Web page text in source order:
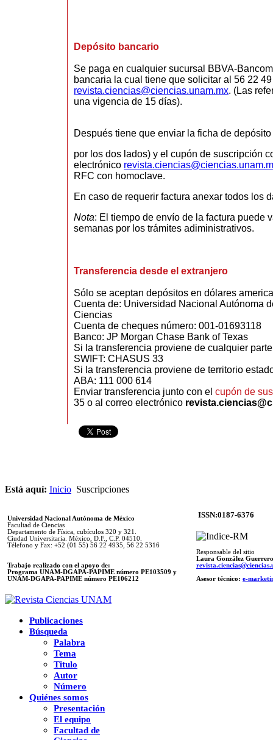
Depósito bancario
Se paga en cualquier sucursal BBVA-
bancaria la cual tiene que solicitar al 56 22
revista.ciencias@ciencias.unam.mx. (Las
una vigencia de 15 días).
Después tiene que enviar la ficha de
por los dos lados) y el cupón de suscripción
electrónico
RFC con homoclave.
En caso de requerir factura anexar todos los
Nota: E l tiempo de envío de la factura puede
semanas por los trámites adiministrativos.
Transferencia desde el extranjero
Sólo se aceptan depósitos en dólares
Cuenta de: Universidad Nacional Autónoma
Ciencias
Cuenta de cheques número: 001-01693118
Banco: JP Morgan Chase Bank of Texas
Si la transferencia proviene de cualquier
SWIFT: CHASUS 33
Si la transferencia proviene de territorio
ABA: 111 000 614
Enviar transferencia junto con el cupón de
35 o al correo electrónico
Está aquí: Inicio Suscripciones
Universidad Nacional Autónoma de México
Facultad de Ciencias
Departamento de Física, cubículos 320 y 321.
Ciudad Universitaria. México, D.F., C.P. 04510.
Télefono y Fax: +52 (01 55) 56 22 4935, 56 22 5316
Trabajo realizado con el apoyo de:
Programa UNAM-DGAPA-PAPIME número PE103509 y
UNAM-DGAPA-PAPIME número PE106212
ISSN:0187-6376
Responsable del sitio
Laura González Guerrero
Asesor técnico: e-
Publicaciones
Búsqueda
Palabra
Tema
Titulo
Autor
Número
Quiénes somos
Presentación
El equipo
Facultad de